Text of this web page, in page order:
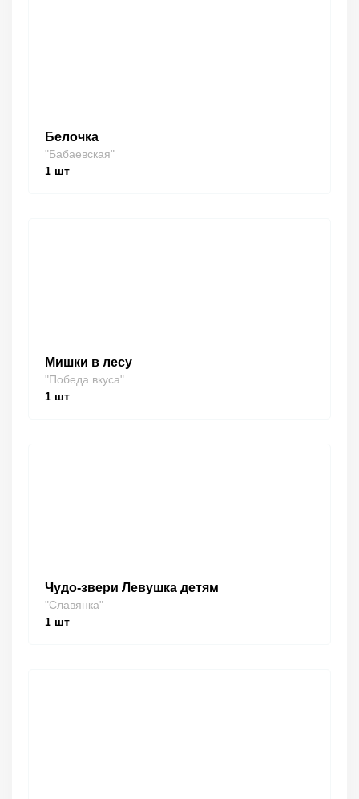
Белочка
"Бабаевская"
1 шт
Мишки в лесу
"Победа вкуса"
1 шт
Чудо-звери Левушка детям
"Славянка"
1 шт